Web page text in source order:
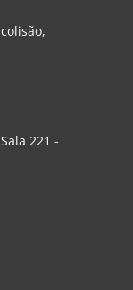
221 -